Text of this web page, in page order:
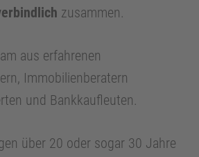
zusammen.
aus erfahrenen
Immobilienberatern
und Bankkaufleuten.
über 20 oder sogar 30 Jahre